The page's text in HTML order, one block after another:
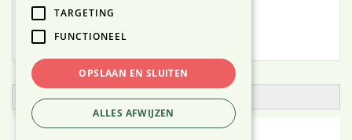
Open zoekfilter
TARGETING
FUNCTIONEEL
OPSLAAN EN SLUITEN
ALLES AFWIJZEN